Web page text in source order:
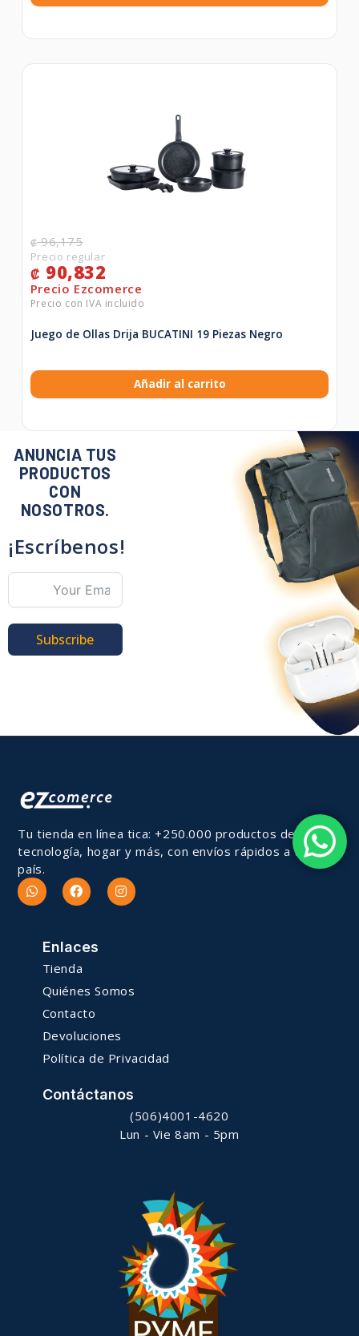
₡96,175
₡ 90,832
Juego de Ollas Drija BUCATINI 19 Piezas Negro
Añadir al carrito
ANUNCIA TUS
PRODUCTOS
CON
NOSOTROS.
¡Escríbenos!
Subscribe
Tu tienda en línea tica: +250.000 productos de
tecnología, hogar y más, con envíos rápidos a todo el
país.
Enlaces
Tienda
Quiénes Somos
Contacto
Devoluciones
Política de Privacidad
Contáctanos
(506)4001-4620
Lun - Vie 8am - 5pm